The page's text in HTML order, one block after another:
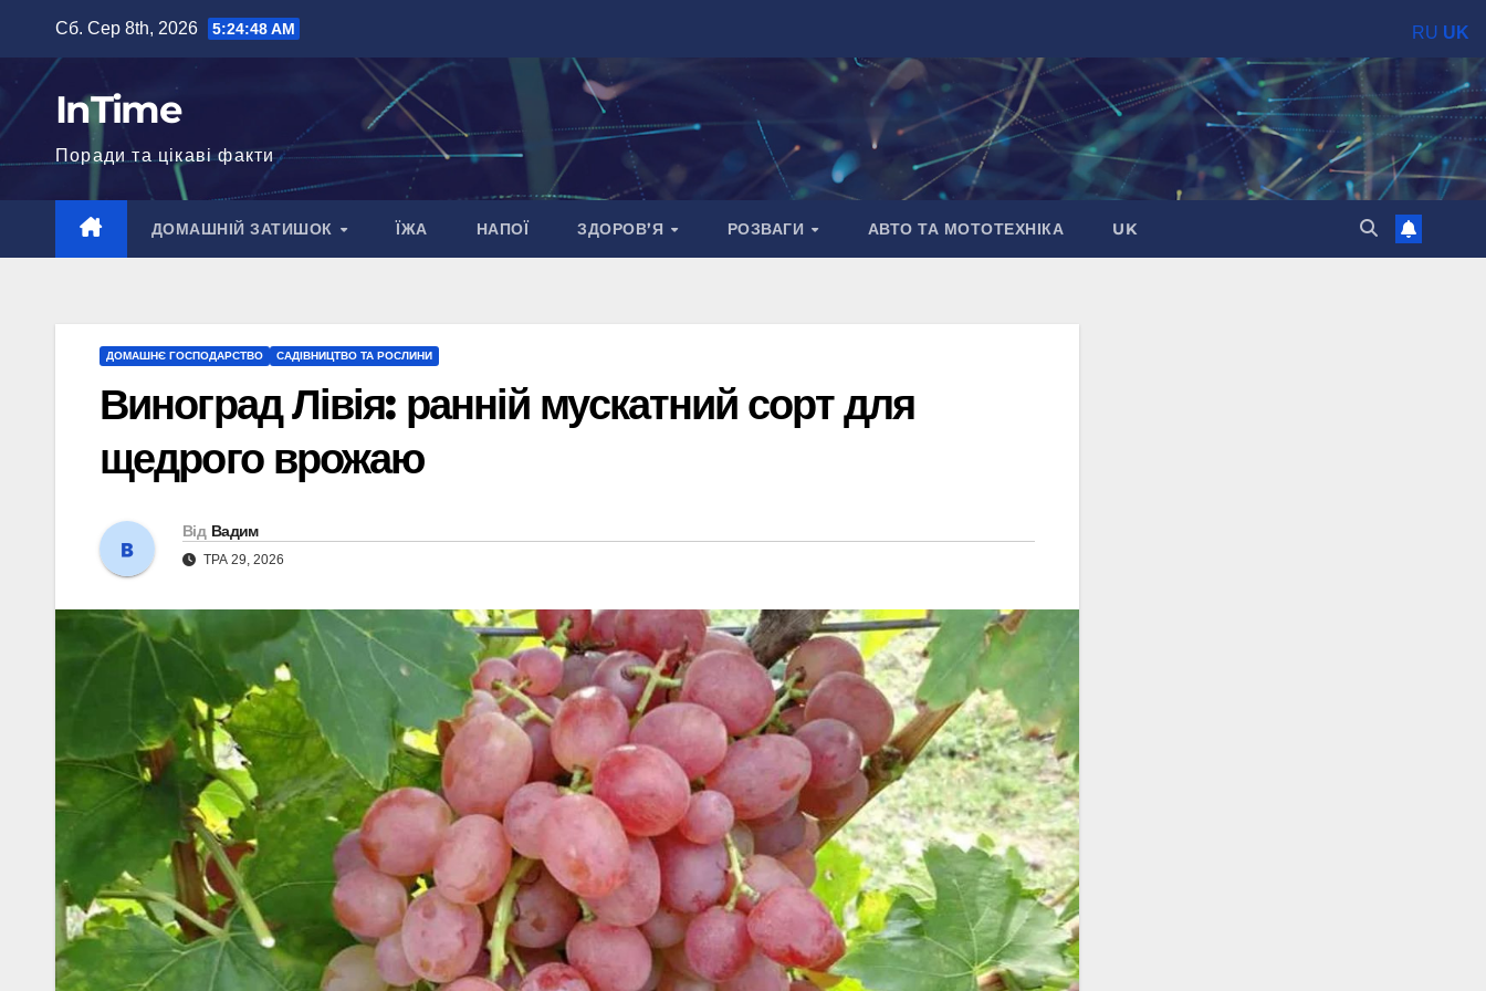
вмісту
Сб. Сер 8th, 2026 5:24:49 AM
InTime
Поради та цікаві факти
ДОМАШНІЙ ЗАТИШОК ЇЖА НАПОЇ ЗДОРОВ’Я РОЗВАГИ АВТО ТА МОТОТЕХНІКА UK
ДОМАШНЄ ГОСПОДАРСТВО САДІВНИЦТВО ТА РОСЛИНИ
Виноград Лівія: ранній мускатний сорт для
щедрого врожаю
Від Вадим
ТРА 29, 2026
RU UK